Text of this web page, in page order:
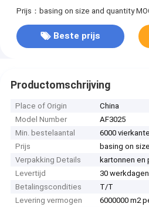
samenvoegen en FSK
Prijs：basing on size and quantity
Beste prijs
Productomschrijving
Place of Origin
China
Model Number
AF3025
Min. bestelaantal
6000
Prijs
basing on
Verpakking Details
kartonnen en
Levertijd
30 werkdagen
Betalingscondities
T/T
Levering vermogen
6000000 m2